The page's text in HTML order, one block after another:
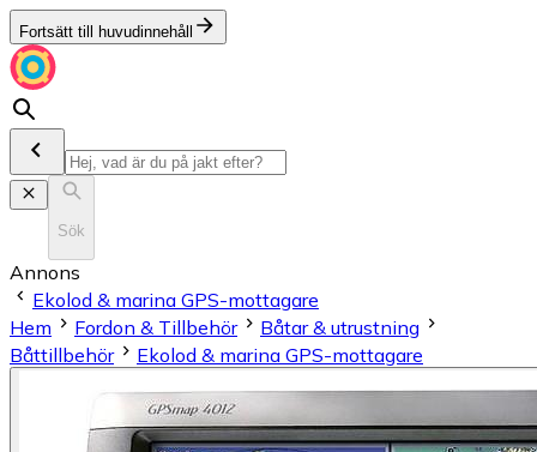
Fortsätt till huvudinnehåll
Sök
Annons
Ekolod & marina GPS-mottagare
Hem
Fordon & Tillbehör
Båtar & utrustning
Båttillbehör
Ekolod & marina GPS-mottagare